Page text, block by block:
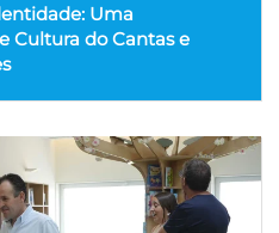
Uma
Cultura do Cantas e